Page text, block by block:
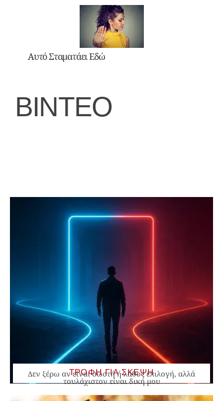
Αυτό Σταματάει Εδώ
ΒΙΝΤΕΟ
ΤΡΟΦΗ ΓΙΑ ΣΚΕΨΗ
Δεν ξέρω αν είναι σωστή ή λάθος επιλογή, αλλά
τουλάχιστον είναι δική μου